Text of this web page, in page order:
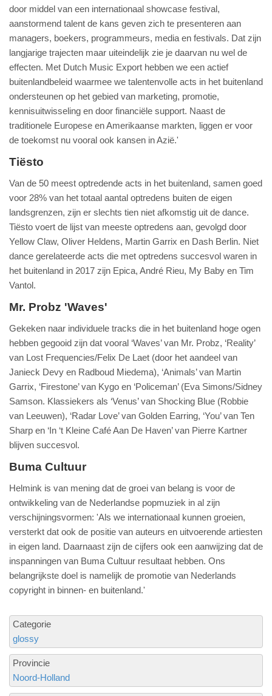
door middel van een internationaal showcase festival,
aanstormend talent de kans geven zich te presenteren aan
managers, boekers, programmeurs, media en festivals. Dat zijn
langjarige trajecten maar uiteindelijk zie je daarvan nu wel de
effecten. Met Dutch Music Export hebben we een actief
buitenlandbeleid waarmee we talentenvolle acts in het buitenland
ondersteunen op het gebied van marketing, promotie,
kennisuitwisseling en door financiële support. Naast de
traditionele Europese en Amerikaanse markten, liggen er voor
de toekomst nu vooral ook kansen in Azië.'
Tiësto
Van de 50 meest optredende acts in het buitenland, samen goed
voor 28% van het totaal aantal optredens buiten de eigen
landsgrenzen, zijn er slechts tien niet afkomstig uit de dance.
Tiësto voert de lijst van meeste optredens aan, gevolgd door
Yellow Claw, Oliver Heldens, Martin Garrix en Dash Berlin. Niet
dance gerelateerde acts die met optredens succesvol waren in
het buitenland in 2017 zijn Epica, André Rieu, My Baby en Tim
Vantol.
Mr. Probz 'Waves'
Gekeken naar individuele tracks die in het buitenland hoge ogen
hebben gegooid zijn dat vooral ‘Waves’ van Mr. Probz, ‘Reality’
van Lost Frequencies/Felix De Laet (door het aandeel van
Janieck Devy en Radboud Miedema), ‘Animals’ van Martin
Garrix, ‘Firestone’ van Kygo en ‘Policeman’ (Eva Simons/Sidney
Samson. Klassiekers als ‘Venus’ van Shocking Blue (Robbie
van Leeuwen), ‘Radar Love’ van Golden Earring, ‘You’ van Ten
Sharp en ‘In ‘t Kleine Café Aan De Haven’ van Pierre Kartner
blijven succesvol.
Buma Cultuur
Helmink is van mening dat de groei van belang is voor de
ontwikkeling van de Nederlandse popmuziek in al zijn
verschijningsvormen: 'Als we internationaal kunnen groeien,
versterkt dat ook de positie van auteurs en uitvoerende artiesten
in eigen land. Daarnaast zijn de cijfers ook een aanwijzing dat de
inspanningen van Buma Cultuur resultaat hebben. Ons
belangrijkste doel is namelijk de promotie van Nederlands
copyright in binnen- en buitenland.'
Categorie
glossy
Provincie
Noord-Holland